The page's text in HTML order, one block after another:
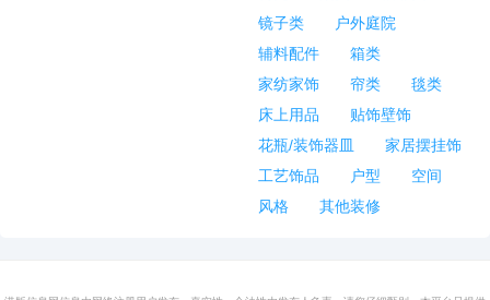
镜子类
户外庭院
辅料配件
箱类
家纺家饰
帘类
毯类
床上用品
贴饰壁饰
花瓶/装饰器皿
家居摆挂饰
工艺饰品
户型
空间
风格
其他装修